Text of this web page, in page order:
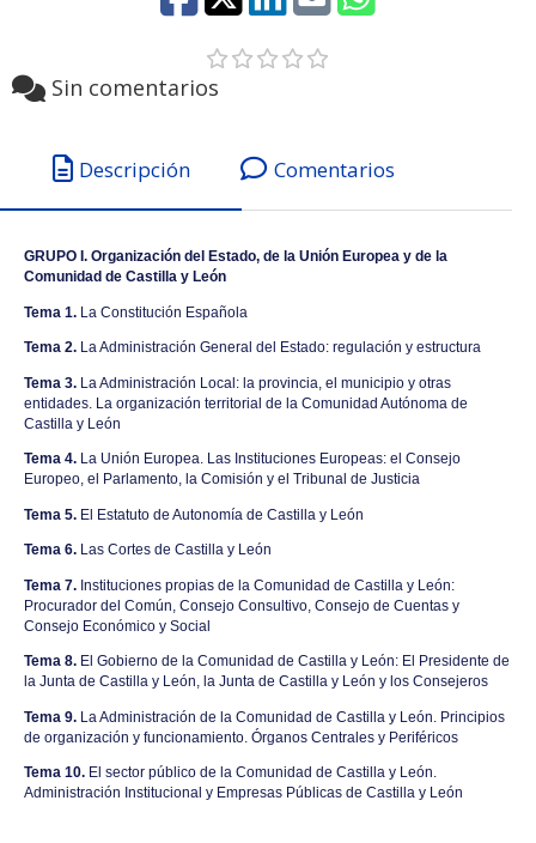
Sin comentarios
Descripción Comentarios
GRUPO I. Organización del Estado, de la Unión Europea y de la
Comunidad de Castilla y León
Tema 1. La Constitución Española
Tema 2. La Administración General del Estado: regulación y estructura
Tema 3. La Administración Local: la provincia, el municipio y otras
entidades. La organización territorial de la Comunidad Autónoma de
Castilla y León
Tema 4. La Unión Europea. Las Instituciones Europeas: el Consejo
Europeo, el Parlamento, la Comisión y el Tribunal de Justicia
Tema 5. El Estatuto de Autonomía de Castilla y León
Tema 6. Las Cortes de Castilla y León
Tema 7. Instituciones propias de la Comunidad de Castilla y León:
Procurador del Común, Consejo Consultivo, Consejo de Cuentas y
Consejo Económico y Social
Tema 8. El Gobierno de la Comunidad de Castilla y León: El Presidente de
la Junta de Castilla y León, la Junta de Castilla y León y los Consejeros
Tema 9. La Administración de la Comunidad de Castilla y León. Principios
de organización y funcionamiento. Órganos Centrales y Periféricos
Tema 10. El sector público de la Comunidad de Castilla y León.
Administración Institucional y Empresas Públicas de Castilla y León